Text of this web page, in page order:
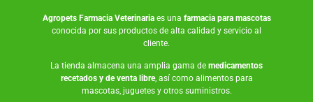
Agropets Farmacia Veterinariaes una farmacia para mascotas
conocida por sus productos de alta calidad y servicio al
cliente.
La tienda almacena una amplia gama de medicamentos
recetados y de venta libre, así como alimentos para
mascotas, juguetesy otros suministros.